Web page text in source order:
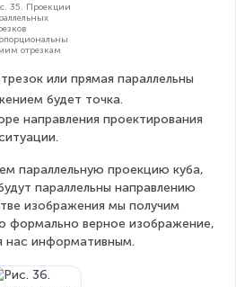
35. Проекции
отрезкам
или прямая параллельны
будет точка.
направления проектирования
параллельную проекцию куба,
параллельны направлению
изображения мы получим
формально верное изображение,
нас информативным.